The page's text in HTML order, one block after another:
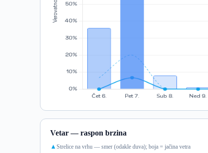
Vetar — raspon brzina
▲Strelice na vrhu — smer (odakle duva); boja = jačina vetra